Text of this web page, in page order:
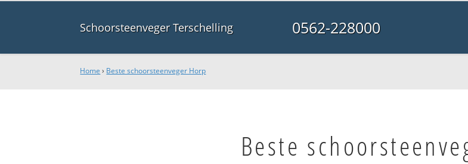
Schoorsteenveger Terschelling 0562-228000
Home › Beste schoorsteenveger Horp
Beste